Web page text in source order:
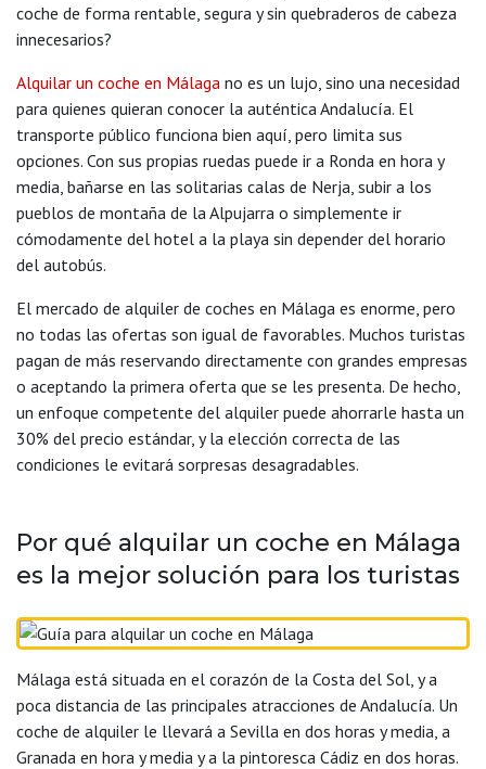
coche de forma rentable, segura y sin quebraderos de cabeza
innecesarios?
Alquilar un coche en Málaga no es un lujo, sino una necesidad
para quienes quieran conocer la auténtica Andalucía. El
transporte público funciona bien aquí, pero limita sus
opciones. Con sus propias ruedas puede ir a Ronda en hora y
media, bañarse en las solitarias calas de Nerja, subir a los
pueblos de montaña de la Alpujarra o simplemente ir
cómodamente del hotel a la playa sin depender del horario
del autobús.
El mercado de alquiler de coches en Málaga es enorme, pero
no todas las ofertas son igual de favorables. Muchos turistas
pagan de más reservando directamente con grandes empresas
o aceptando la primera oferta que se les presenta. De hecho,
un enfoque competente del alquiler puede ahorrarle hasta un
30% del precio estándar, y la elección correcta de las
condiciones le evitará sorpresas desagradables.
Por qué alquilar un coche en Málaga
es la mejor solución para los turistas
Málaga está situada en el corazón de la Costa del Sol, y a
poca distancia de las principales atracciones de Andalucía. Un
coche de alquiler le llevará a Sevilla en dos horas y media, a
Granada en hora y media y a la pintoresca Cádiz en dos horas.